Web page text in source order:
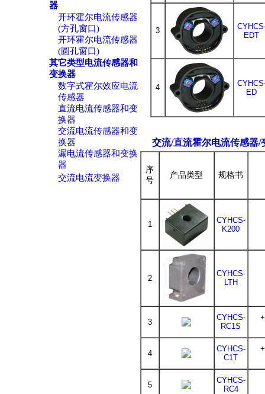
器
开环霍尔电流传感器
(方孔窗口)
开环霍尔电流传感器
(圆孔窗口)
其它类型电流传感器和
变换器
数字式霍尔效应电流
传感器
直流电流传感器和变
换器
交流电流传感器和变
换器
漏电流传感器和变换
器
交流电流变换器
3
EDT
4
ED
交流/直流霍尔电流传感器/
序
号
产品类型 规格书
1
CYHCS-
K200
2
CYHCS-
LTH
3
CYHCS-
RC1S
4
CYHCS-
C1T
5
CYHCS-
RC4